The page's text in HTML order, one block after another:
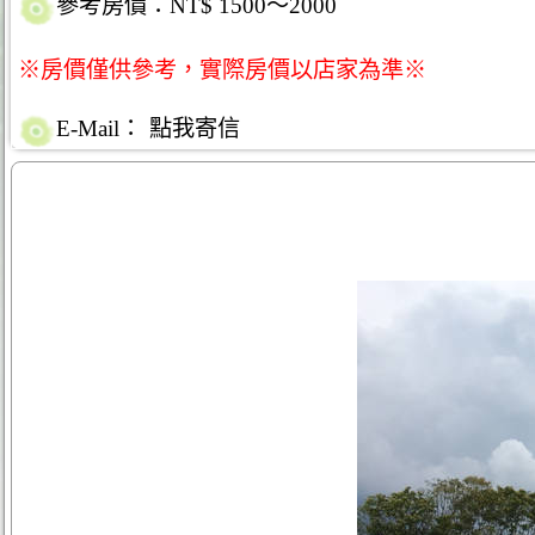
參考房價：NT$ 1500～2000
※房價僅供參考，實際房價以店家為準※
E-Mail： 點我寄信